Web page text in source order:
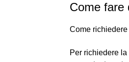
Come fare
Come
Per richiedere